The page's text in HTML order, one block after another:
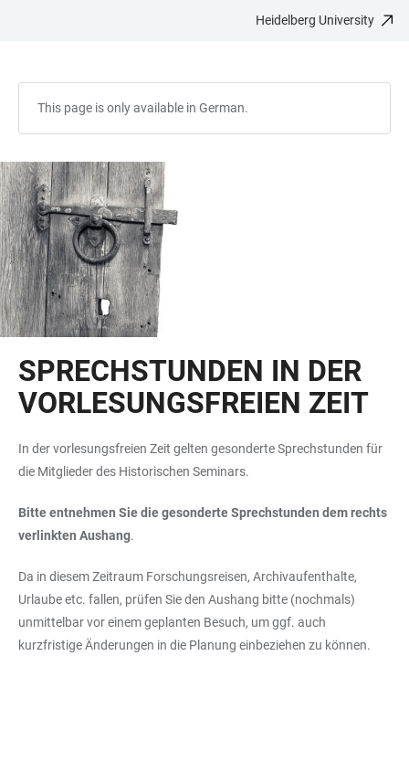
Heidelberg University
This page is only available in German.
SPRECHSTUNDEN IN DER
VORLESUNGSFREIEN ZEIT
In der vorlesungsfreien Zeit gelten gesonderte Sprechstunden für
die Mitglieder des Historischen Seminars.
Bitte entnehmen Sie die gesonderte Sprechstunden dem rechts
verlinkten Aushang.
Da in diesem Zeitraum Forschungsreisen, Archivaufenthalte,
Urlaube etc. fallen, prüfen Sie den Aushang bitte (nochmals)
unmittelbar vor einem geplanten Besuch, um ggf. auch
kurzfristige Änderungen in die Planung einbeziehen zu können.